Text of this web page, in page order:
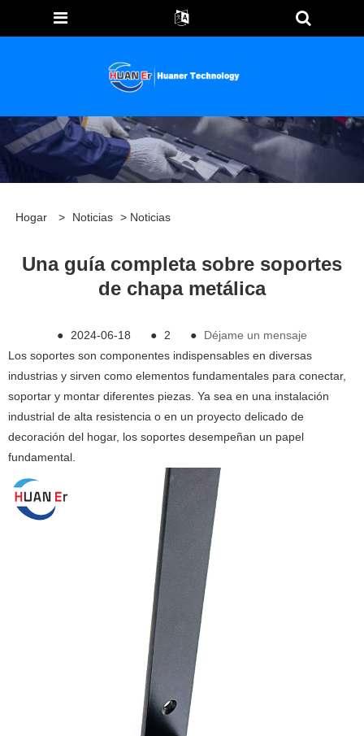
Hogar > Noticias > Noticias
Una guía completa sobre soportes
de chapa metálica
● 2024-06-18 ● 2 ●
Déjame un mensaje
Los soportes son componentes indispensables en diversas
industrias y sirven como elementos fundamentales para conectar,
soportar y montar diferentes piezas. Ya sea en una instalación
industrial de alta resistencia o en un proyecto delicado de
decoración del hogar, los soportes desempeñan un papel
fundamental.